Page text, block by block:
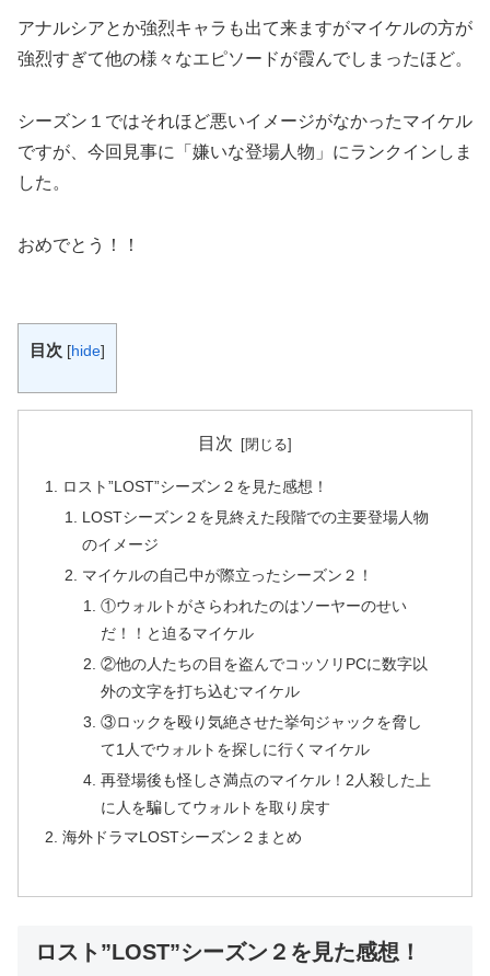
アナルシアとか強烈キャラも出て来ますがマイケルの方が
強烈すぎて他の様々なエピソードが霞んでしまったほど。
シーズン１ではそれほど悪いイメージがなかったマイケル
ですが、今回見事に「嫌いな登場人物」にランクインしま
した。
おめでとう！！
目次 [hide]
目次
ロスト”LOST”シーズン２を見た感想！
LOSTシーズン２を見終えた段階での主要登場人物
のイメージ
マイケルの自己中が際立ったシーズン２！
①ウォルトがさらわれたのはソーヤーのせい
だ！！と迫るマイケル
②他の人たちの目を盗んでコッソリPCに数字以
外の文字を打ち込むマイケル
③ロックを殴り気絶させた挙句ジャックを脅し
て1人でウォルトを探しに行くマイケル
再登場後も怪しさ満点のマイケル！2人殺した上
に人を騙してウォルトを取り戻す
海外ドラマLOSTシーズン２まとめ
ロスト”LOST”シーズン２を見た感想！